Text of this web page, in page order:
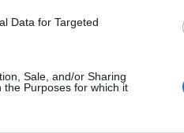
Data for Targeted
Sale, and/or Sharing
Purposes for which it
για το 2026